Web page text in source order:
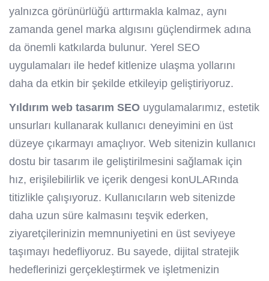
yalnızca görünürlüğü arttırmakla kalmaz, aynı
zamanda genel marka algısını güçlendirmek adına
da önemli katkılarda bulunur. Yerel SEO
uygulamaları ile hedef kitlenize ulaşma yollarını
daha da etkin bir şekilde etkileyip geliştiriyoruz.
Yıldırım web tasarım SEO uygulamalarımız, estetik
unsurları kullanarak kullanıcı deneyimini en üst
düzeye çıkarmayı amaçlıyor. Web sitenizin kullanıcı
dostu bir tasarım ile geliştirilmesini sağlamak için
hız, erişilebilirlik ve içerik dengesi konULARında
titizlikle çalışıyoruz. Kullanıcıların web sitenizde
daha uzun süre kalmasını teşvik ederken,
ziyaretçilerinizin memnuniyetini en üst seviyeye
taşımayı hedefliyoruz. Bu sayede, dijital stratejik
hedeflerinizi gerçekleştirmek ve işletmenizin